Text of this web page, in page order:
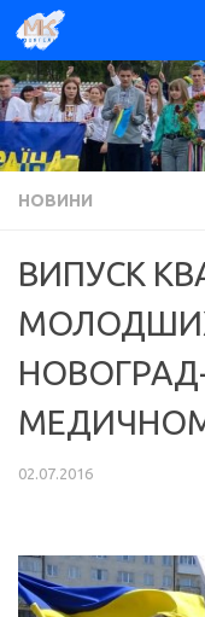
Skip to content
НОВИНИ
ВИПУСК
МОЛОДШИХ
02.07.2016